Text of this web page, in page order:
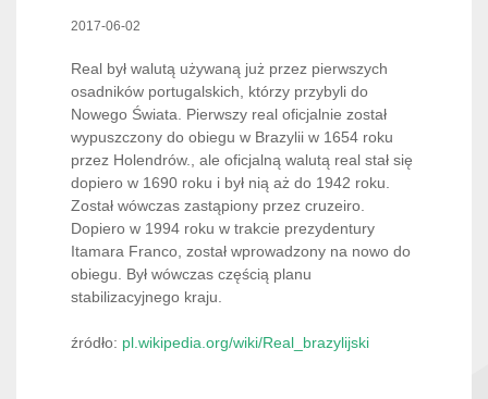
2017-06-02
Real był walutą używaną już przez pierwszych
osadników portugalskich, którzy przybyli do
Nowego Świata. Pierwszy real oficjalnie został
wypuszczony do obiegu w Brazylii w 1654 roku
przez Holendrów., ale oficjalną walutą real stał się
dopiero w 1690 roku i był nią aż do 1942 roku.
Został wówczas zastąpiony przez cruzeiro.
Dopiero w 1994 roku w trakcie prezydentury
Itamara Franco, został wprowadzony na nowo do
obiegu. Był wówczas częścią planu
stabilizacyjnego kraju.
źródło: pl.wikipedia.org/wiki/Real_brazylijski